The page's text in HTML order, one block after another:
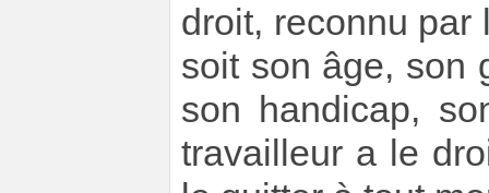
droit, reconnu par
soit son âge, son
son handicap,
travailleur a le